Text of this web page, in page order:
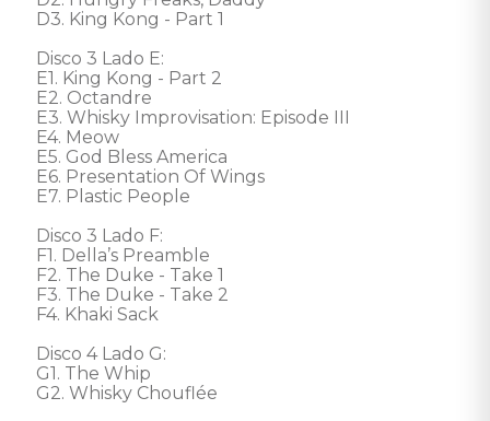
D3. King Kong - Part 1
Disco 3 Lado E:
E1. King Kong - Part 2
E2. Octandre
E3. Whisky Improvisation: Episode III
E4. Meow
E5. God Bless America
E6. Presentation Of Wings
E7. Plastic People
Disco 3 Lado F:
F1. Della’s Preamble
F2. The Duke - Take 1
F3. The Duke - Take 2
F4. Khaki Sack
Disco 4 Lado G:
G1. The Whip
G2. Whisky Chouflée